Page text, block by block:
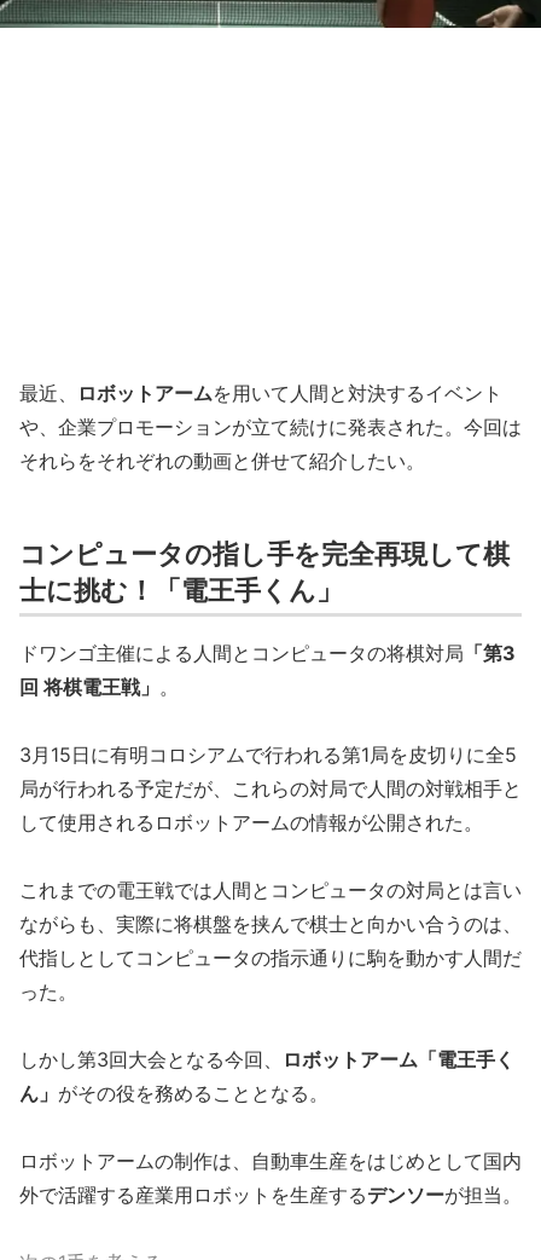
最近、 ロボットアームを用いて人間と対決するイベント
や、企業プロモーションが立て続けに発表された。今回は
それらをそれぞれの動画と併せて紹介したい。
コンピュータの指し手を完全再現して棋
士に挑む！「電王手くん」
ドワンゴ主催による人間とコンピュータの将棋対局 「第3
回 将棋電王戦」 。
3月15日に有明コロシアムで行われる第1局を皮切りに全5
局が行われる予定だが、これらの対局で人間の対戦相手と
して使用されるロボットアームの情報が公開された。
これまでの電王戦では人間とコンピュータの対局とは言い
ながらも、実際に将棋盤を挟んで棋士と向かい合うのは、
代指しとしてコンピュータの指示通りに駒を動かす人間だ
った。
しかし第3回大会となる今回、
ロボットアーム「電王手く
ん」 がその役を務めることとなる。
ロボットアームの制作は、自動車生産をはじめとして国内
外で活躍する産業用ロボットを生産するデンソーが担当。